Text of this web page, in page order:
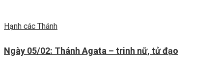
Hạnh các Thánh
Ngày 05/02: Thánh Agata – trinh nữ, tử đạo